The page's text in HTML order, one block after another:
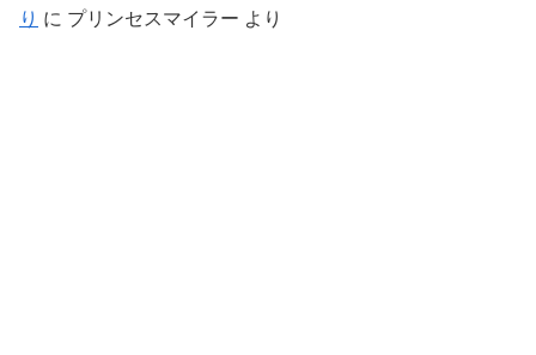
り に プリンセスマイラー より